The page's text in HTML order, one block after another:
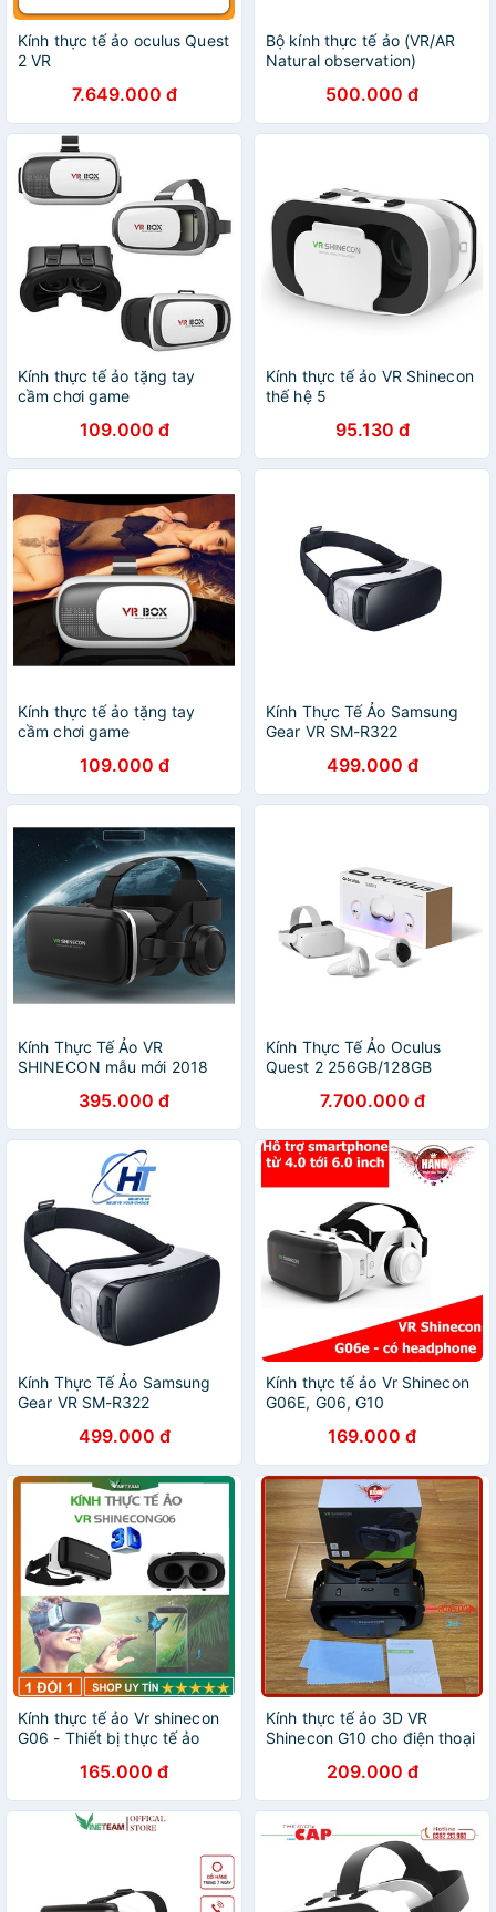
Kính thực tế ảo oculus Quest
2 VR
7.649.000 đ
Bộ kính thực tế ảo (VR/AR
Natural observation)
500.000 đ
Kính thực tế ảo tặng tay
cầm chơi game
109.000 đ
Kính thực tế ảo VR Shinecon
thế hệ 5
95.130 đ
Kính thực tế ảo tặng tay
cầm chơi game
109.000 đ
Kính Thực Tế Ảo Samsung
Gear VR SM-R322
499.000 đ
Kính Thực Tế Ảo VR
SHINECON mẫu mới 2018
395.000 đ
Kính Thực Tế Ảo Oculus
Quest 2 256GB/128GB
7.700.000 đ
Kính Thực Tế Ảo Samsung
Gear VR SM-R322
499.000 đ
Kính thực tế ảo Vr Shinecon
G06E, G06, G10
169.000 đ
Kính thực tế ảo Vr shinecon
G06 - Thiết bị thực tế ảo
Game Vr Và Phim 360 -
dc4440
165.000 đ
Kính thực tế ảo 3D VR
Shinecon G10 cho điện thoại
209.000 đ